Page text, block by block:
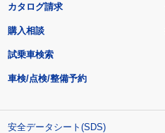
カタログ請求
購入相談
試乗車検索
車検/点検/整備予約
安全データシート(SDS)